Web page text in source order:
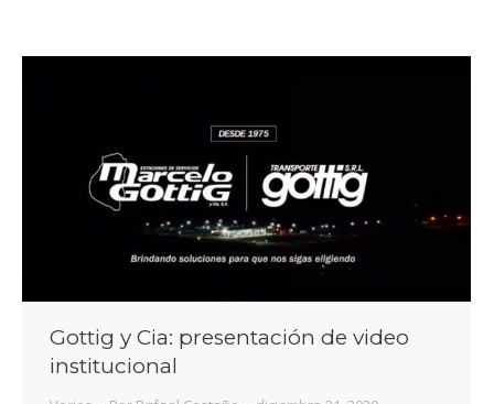
Gottig y Cia: presentación de video
institucional